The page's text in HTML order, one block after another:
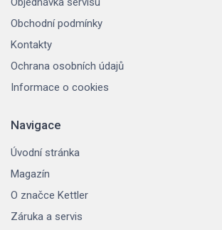
Obchodní podmínky
Kontakty
Ochrana osobních údajů
Informace o cookies
Navigace
Úvodní stránka
Magazín
O značce Kettler
Záruka a servis